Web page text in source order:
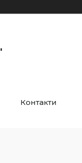
Контакти